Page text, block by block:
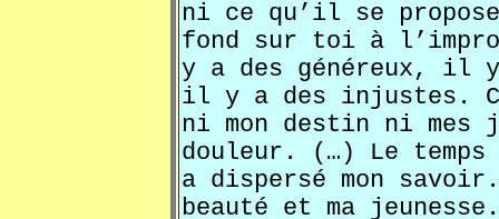
ni ce qu’il se propose
fond sur toi à
y a des généreux, il
il y a des injustes.
ni mon destin ni
douleur. (…) Le temps
a dispersé mon
beauté et ma